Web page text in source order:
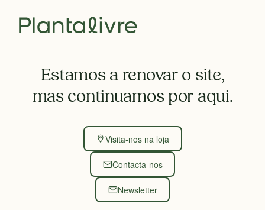
Estamos a renovar o site,
mas continuamos por aqui.
Visita-nos na loja
Contacta-nos
Newsletter